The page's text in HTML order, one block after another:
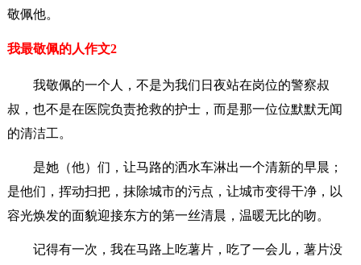
敬佩他。
我最敬佩的人作文2
我敬佩的一个人，不是为我们日夜站在岗位的警察叔
叔，也不是在医院负责抢救的护士，而是那一位位默默无闻
的清洁工。
是她（他）们，让马路的洒水车淋出一个清新的早晨；
是他们，挥动扫把，抹除城市的污点，让城市变得干净，以
容光焕发的面貌迎接东方的第一丝清晨，温暖无比的吻。
记得有一次，我在马路上吃薯片，吃了一会儿，薯片没